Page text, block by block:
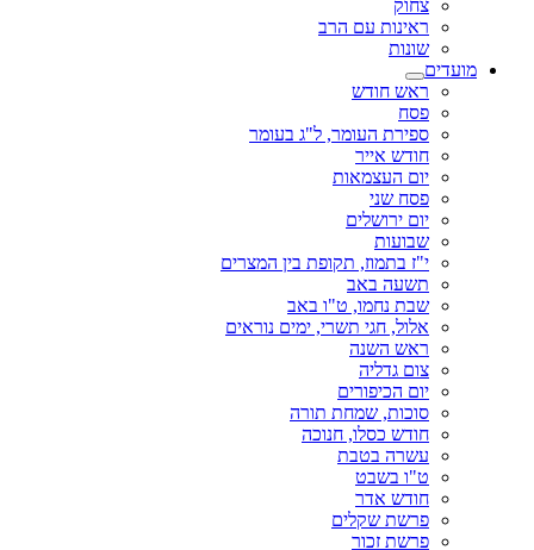
צחוק
ראינות עם הרב
שונות
מועדים
ראש חודש
פסח
ספירת העומר, ל"ג בעומר
חודש אייר
יום העצמאות
פסח שני
יום ירושלים
שבועות
י"ז בתמוז, תקופת בין המצרים
תשעה באב
שבת נחמו, ט"ו באב
אלול, חגי תשרי, ימים נוראים
ראש השנה
צום גדליה
יום הכיפורים
סוכות, שמחת תורה
חודש כסלו, חנוכה
עשרה בטבת
ט"ו בשבט
חודש אדר
פרשת שקלים
פרשת זכור